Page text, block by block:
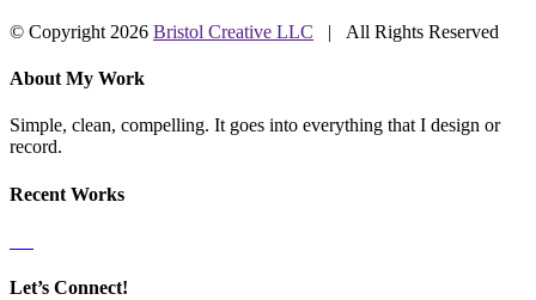
© Copyright 2026 Bristol Creative LLC | All Rights Reserved
Close
Bar
Area
About My Work
Simple, clean, compelling. It goes into everything that I design or
record.
Recent Works
Let’s Connect!